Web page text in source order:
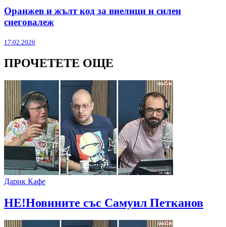
Оранжев и жълт код за виелици и силен
снеговалеж
17.02.2026
ПРОЧЕТЕТЕ ОЩЕ
Дарик Кафе
НЕ!Новините със Самуил Петканов